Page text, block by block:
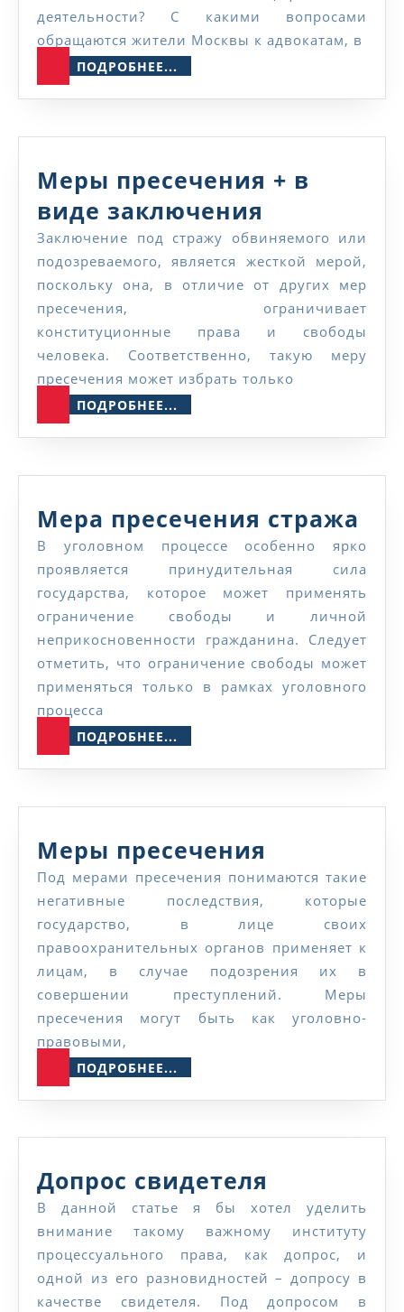
деятельности? С какими вопросами
обращаются жители Москвы к адвокатам, в
ПОДРОБНЕЕ...
Меры пресечения + в
виде заключения
+
в
виде
Заключение под стражу обвиняемого или
подозреваемого, является жесткой мерой,
поскольку она, в отличие от других мер
пресечения, ограничивает
конституционные права и свободы
человека. Соответственно, такую меру
пресечения может избрать только
ПОДРОБНЕЕ...
Мера пресечения стража
В уголовном процессе особенно ярко
проявляется принудительная сила
государства, которое может применять
ограничение свободы и личной
неприкосновенности гражданина. Следует
отметить, что ограничение свободы может
применяться только в рамках уголовного
процесса
ПОДРОБНЕЕ...
Меры пресечения
Под мерами пресечения понимаются такие
негативные последствия, которые
государство, в лице своих
правоохранительных органов применяет к
лицам, в случае подозрения их в
совершении преступлений. Меры
пресечения могут быть как уголовно-
правовыми,
ПОДРОБНЕЕ...
Допрос свидетеля
свидетеля
В данной статье я бы хотел уделить
внимание такому важному институту
процессуального права, как допрос, и
одной из его разновидностей – допросу в
качестве свидетеля. Под допросом в